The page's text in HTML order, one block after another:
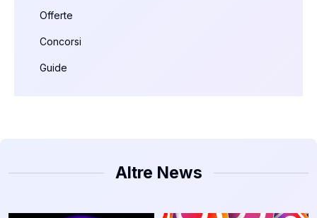
Offerte
Concorsi
Guide
Altre News